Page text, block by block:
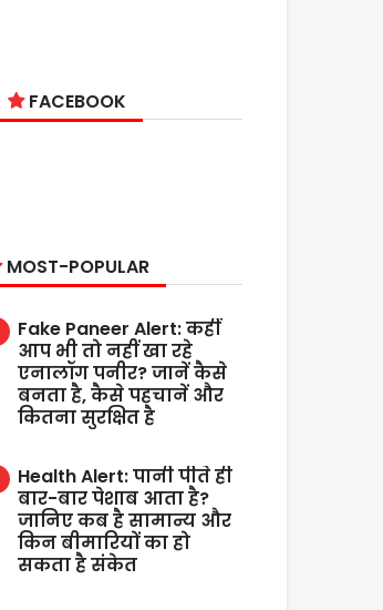
FACEBOOK
MOST-POPULAR
Fake Paneer Alert: कहीं
आप भी तो नहीं खा रहे
एनालॉग पनीर? जानें कैसे
बनता है, कैसे पहचानें और
कितना सुरक्षित है
Health Alert: पानी पीते ही
बार-बार पेशाब आता है?
जानिए कब है सामान्य और
किन बीमारियों का हो
सकता है संकेत